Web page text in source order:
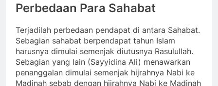
Perbedaan Para Sahabat
Terjadilah perbedaan pendapat di antara Sahabat.
Sebagian sahabat berpendapat tahun Islam
harusnya dimulai semenjak diutusnya Rasulullah.
Sebagian yang lain (Sayyidina Ali) menawarkan
penanggalan dimulai semenjak hijrahnya Nabi ke
Madinah sebab dengan hijrahnya Nabi ke Madinah